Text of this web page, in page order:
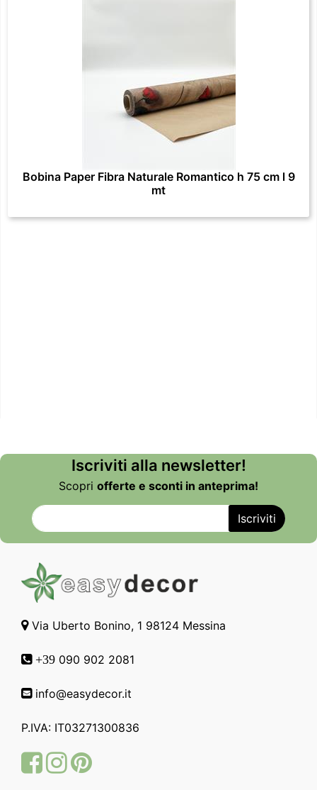
Bobina Paper Fibra Naturale Romantico h 75 cm l 9
mt
Iscriviti alla newsletter!
Scopri offerte e sconti in anteprima!
Via Uberto Bonino, 1 98124 Messina
+39 090 902 2081
info@easydecor.it
P.IVA: IT03271300836
FacebookInstagram
Pinterest